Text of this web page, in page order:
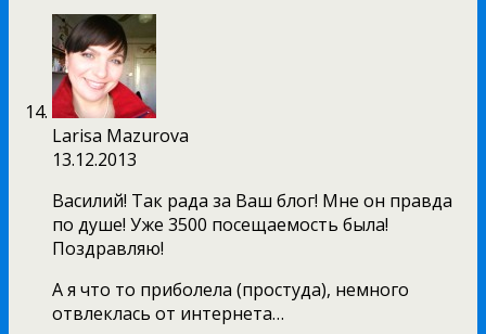
Larisa Mazurova
13.12.2013
Василий! Так рада за Ваш блог! Мне он правда
по душе! Уже 3500 посещаемость была!
Поздравляю!
А я что то приболела (простуда), немного
отвлеклась от интернета…